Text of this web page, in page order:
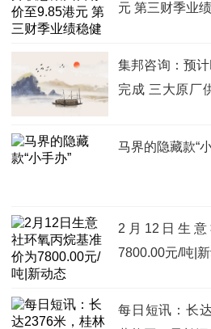
元 第三财季业
集邦咨询：预
完成 三大原厂
马界的隐藏款“
2月12日生
7800.00元/吨|
每日短讯：长